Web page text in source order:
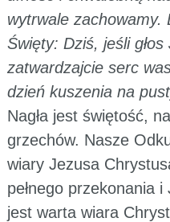
wytrwale zachowamy.
Święty: Dziś, jeśli
zatwardzajcie serc
dzień kuszenia na
Nagła jest świętość,
grzechów. Nasze
wiary Jezusa
pełnego przekonania
jest warta wiara